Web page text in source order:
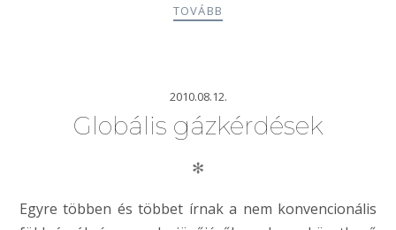
TOVÁBB
2010.08.12.
Globális gázkérdések
✻
Egyre többen és többet írnak a nem konvencionális